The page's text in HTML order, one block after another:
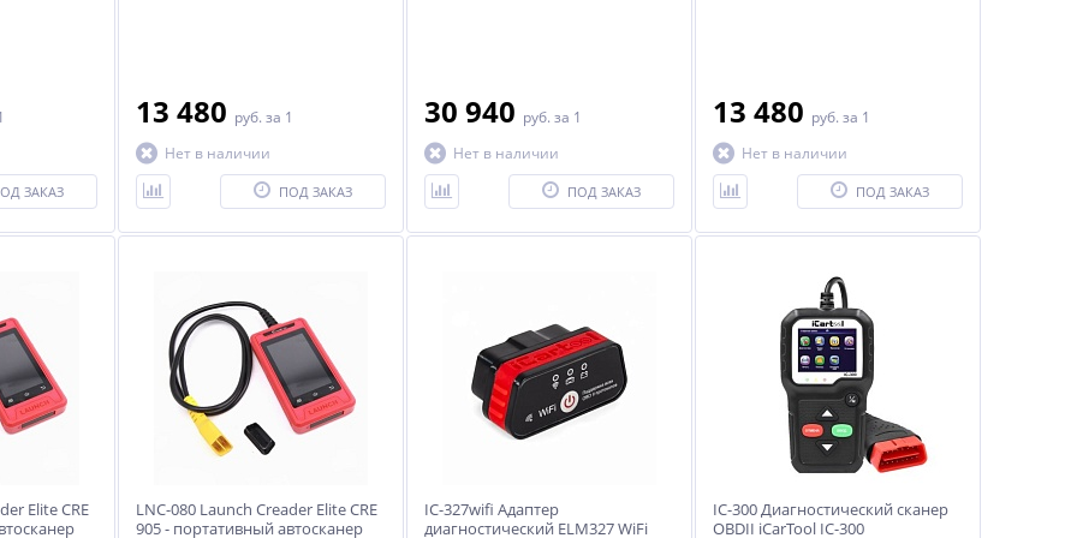
% %
Р776Е Стенд разборки
сборки двигателей до 2000
кг. СТАЦИОНАРНЫЙ
ES-3003 Домкрат
10 950 руб.
ЗАКАЗ
13 480 руб. за 1
Нет в наличии
ПОД ЗАКАЗ
30 940 руб. за 1
Нет в наличии
ПОД ЗАКАЗ
13 480 руб. за 1
Нет в наличии
ПОД ЗАКАЗ
Elite CRE
LNC-080 Launch Creader Elite CRE
905 - портативный автосканер
IC-327wifi Адаптер
диагностический ELM327 WiFi
IC-300 Диагностический сканер
OBDII iCarTool IC-300